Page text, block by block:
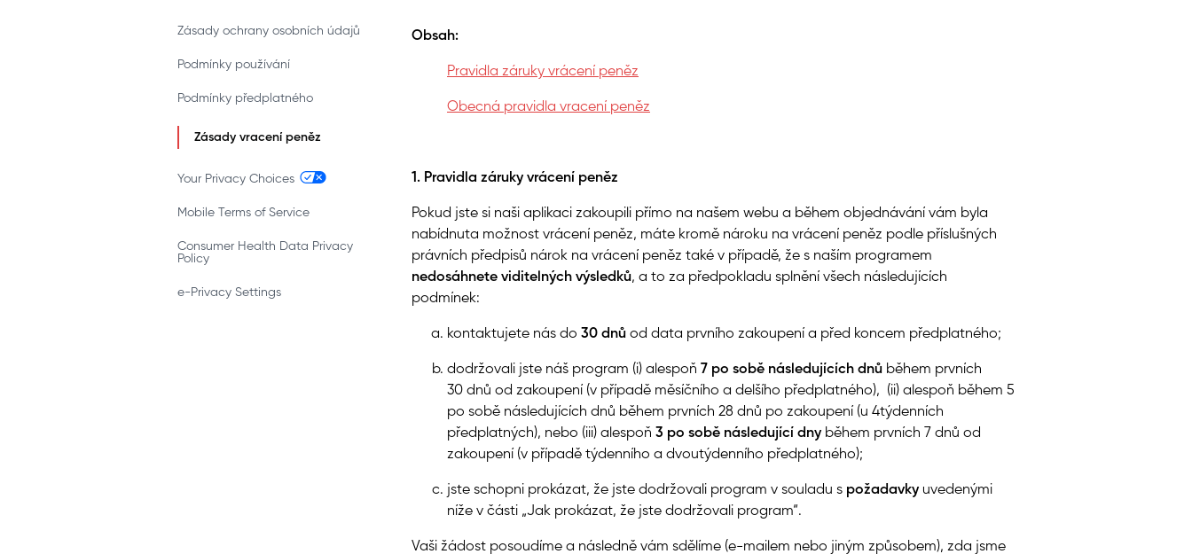
Zásady ochrany osobních údajů
Podmínky používání
Podmínky předplatného
Zásady vracení peněz
Your Privacy Choices
Mobile Terms of Service
Consumer Health Data Privacy
Policy
e-Privacy Settings
Obsah:
Pravidla záruky vrácení peněz
Obecná pravidla vracení peněz
1. Pravidla záruky vrácení peněz
Pokud jste si naši aplikaci zakoupili přímo na našem webu a během objednávání vám byla
nabídnuta možnost vrácení peněz, máte kromě nároku na vrácení peněz podle příslušných
právních předpisů nárok na vrácení peněz také v případě, že s naším programem
nedosáhnete viditelných výsledků, a to za předpokladu splnění všech následujících
podmínek:
kontaktujete nás do 30 dnů od data prvního zakoupení a před koncem předplatného;
dodržovali jste náš program (i) alespoň 7 po sobě následujících dnů během prvních
30 dnů od zakoupení (v případě měsíčního a delšího předplatného), (ii) alespoň během 5
po sobě následujících dnů během prvních 28 dnů po zakoupení (u 4týdenních
předplatných), nebo (iii) alespoň 3 po sobě následující dny během prvních 7 dnů od
zakoupení (v případě týdenního a dvoutýdenního předplatného);
jste schopni prokázat, že jste dodržovali program v souladu s požadavky uvedenými
níže v části „Jak prokázat, že jste dodržovali program“.
Vaši žádost posoudíme a následně vám sdělíme (e-mailem nebo jiným způsobem), zda jsme